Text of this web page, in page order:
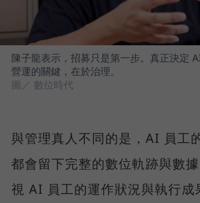
陳子龍表示，招募只是第一步。真正決定
營運的關鍵，在於治理。
圖／ 數位時代
與管理真人不同的是，AI 員工
都會留下完整的數位軌跡與數
視 AI 員工的運作狀況與執行